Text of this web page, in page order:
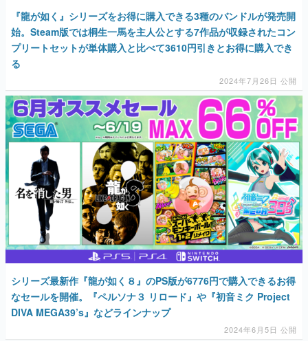
『龍が如く』シリーズをお得に購入できる3種のバンドルが発売開
始。Steam版では桐生一馬を主人公とする7作品が収録されたコン
プリートセットが単体購入と比べて3610円引きとお得に購入でき
る
2024年7月26日 公開
シリーズ最新作『龍が如く８』のPS版が6776円で購入できるお得
なセールを開催。『ペルソナ３ リロード』や『初音ミク Project
DIVA MEGA39’s』などラインナップ
2024年6月5日 公開